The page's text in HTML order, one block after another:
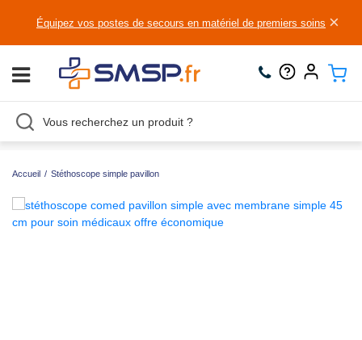
Équipez vos postes de secours en matériel de premiers soins ×
Accueil / Stéthoscope simple pavillon